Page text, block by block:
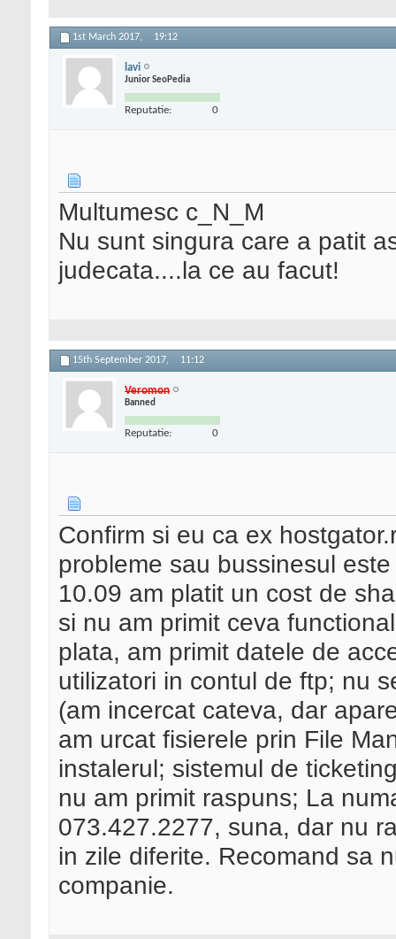
1st March 2017, 19:12
lavi
Junior SeoPedia
Reputatie: 0
Multumesc c_N_M
Nu sunt singura care a patit
judecata....la ce au facut!
15th September 2017, 11:12
Veromon
Banned
Reputatie: 0
Confirm si eu ca ex
probleme sau bussinesul
10.09 am platit un cost de
si nu am primit ceva
plata, am primit datele de
utilizatori in contul de ftp; nu
(am incercat cateva, dar
am urcat fisierele prin File
instalerul; sistemul de
nu am primit raspuns; La
073.427.2277, suna, dar nu
in zile diferite. Recomand sa
companie.